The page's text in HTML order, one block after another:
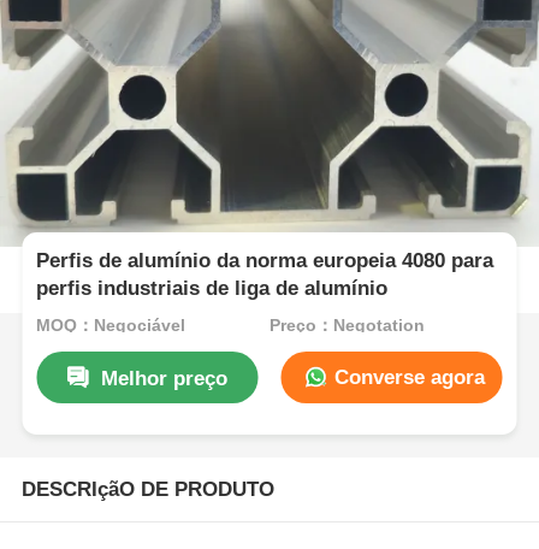
Perfis de alumínio da norma europeia 4080 para
perfis industriais de liga de alumínio
MOQ：Negociável Preço：Negotation
Melhor preço Converse agora
DESCRIçãO DE PRODUTO